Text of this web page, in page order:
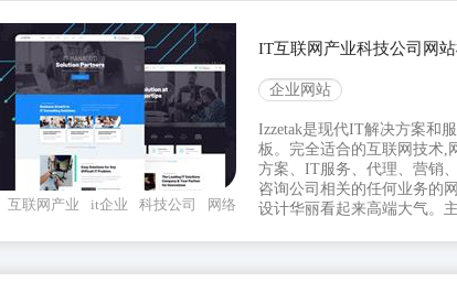
互联网产业 it企业 科技公司
网络
IT互联网产业科技公司网
企业网站
Izzetak是现代IT解决方案和
板。完全适合的互联网技术,
方案、IT服务、代理、营销
咨询公司相关的任何业务的
设计华丽看起来高端大气。